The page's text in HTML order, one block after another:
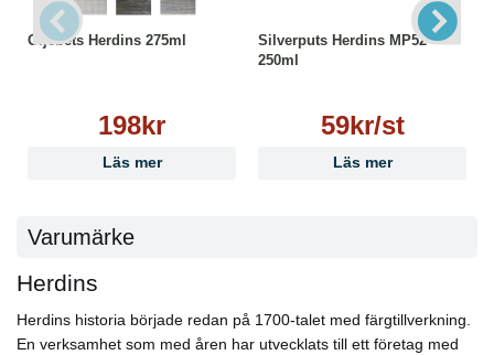
Oljebets Herdins 275ml
198kr
Läs mer
Silverputs Herdins MP52
250ml
59kr/st
Läs mer
Varumärke
Herdins
Herdins historia började redan på 1700-talet med färgtillverkning.
En verksamhet som med åren har utvecklats till ett företag med